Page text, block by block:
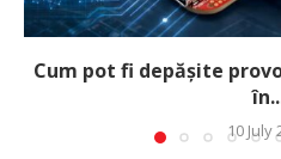
Cum pot fi depășite
10 July